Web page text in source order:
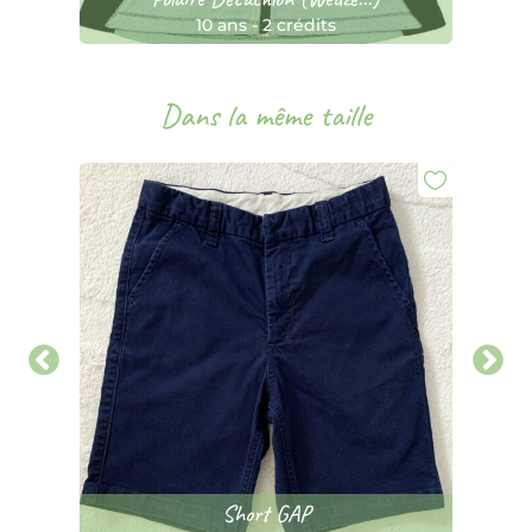
10 ans-2 crédits
Dans la même taille
Short GAP